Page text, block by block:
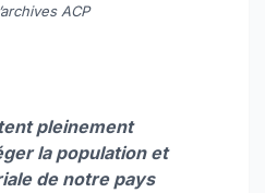
ACP
pleinement
la population et
de notre pays